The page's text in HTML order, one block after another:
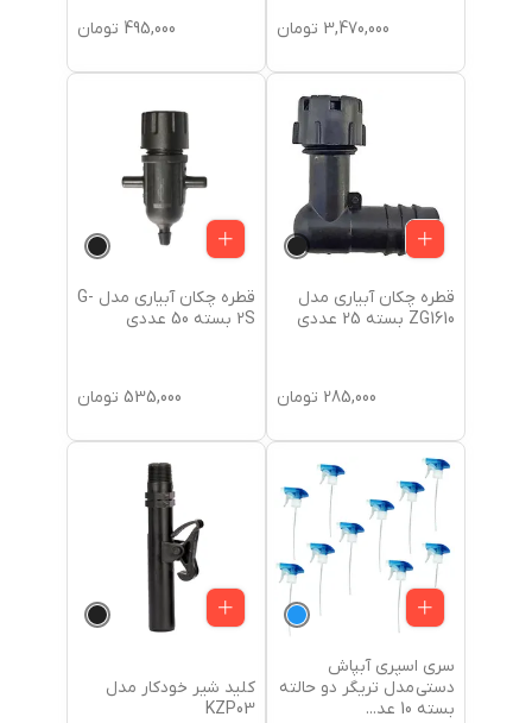
3,470,000 تومان 495,000 تومان
قطره چکان آبیاری مدل
ZG1610 بسته 25 عددی
285,000 تومان
قطره چکان آبیاری مدل G-
2S بسته 50 عددی
535,000 تومان
سری اسپری آبپاش
دستی مدل تریگر دو حالته
بسته 10 عد
...
کلید شیر خودکار مدل
KZP03